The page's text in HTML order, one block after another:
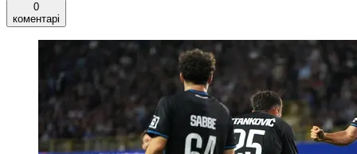
0
коментарі